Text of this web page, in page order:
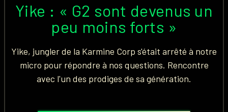
Yike : « G2 sont devenus un
peu moins forts »
Yike, jungler de la Karmine Corp s'était arrêté à notre
micro pour répondre à nos questions. Rencontre
avec l'un des prodiges de sa génération.